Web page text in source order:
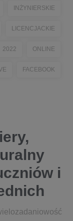
INŻYNIERSKIE
LICENCJACKIE
2022 ONLINE
FACEBOOK
i